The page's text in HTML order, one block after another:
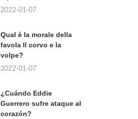
2022-01-07
Qual è la morale della
favola Il corvo e la
volpe?
2022-01-07
¿Cuándo Eddie
Guerrero sufre ataque al
corazón?